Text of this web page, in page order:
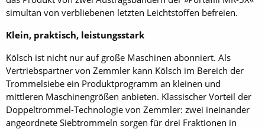
simultan von verbliebenen letzten Leichtstoffen befreien.
Klein, praktisch, leistungsstark
Kölsch ist nicht nur auf große Maschinen abonniert. Als
Vertriebs­partner von Zemmler kann Kölsch im Bereich der
Trommelsiebe ein Produktprogramm an kleinen und
mittleren Maschinengrößen anbieten. Klassischer Vorteil der
Doppeltrommel-Technologie von Zemmler: zwei ineinander
angeordnete Siebtrommeln sorgen für drei Fraktionen in